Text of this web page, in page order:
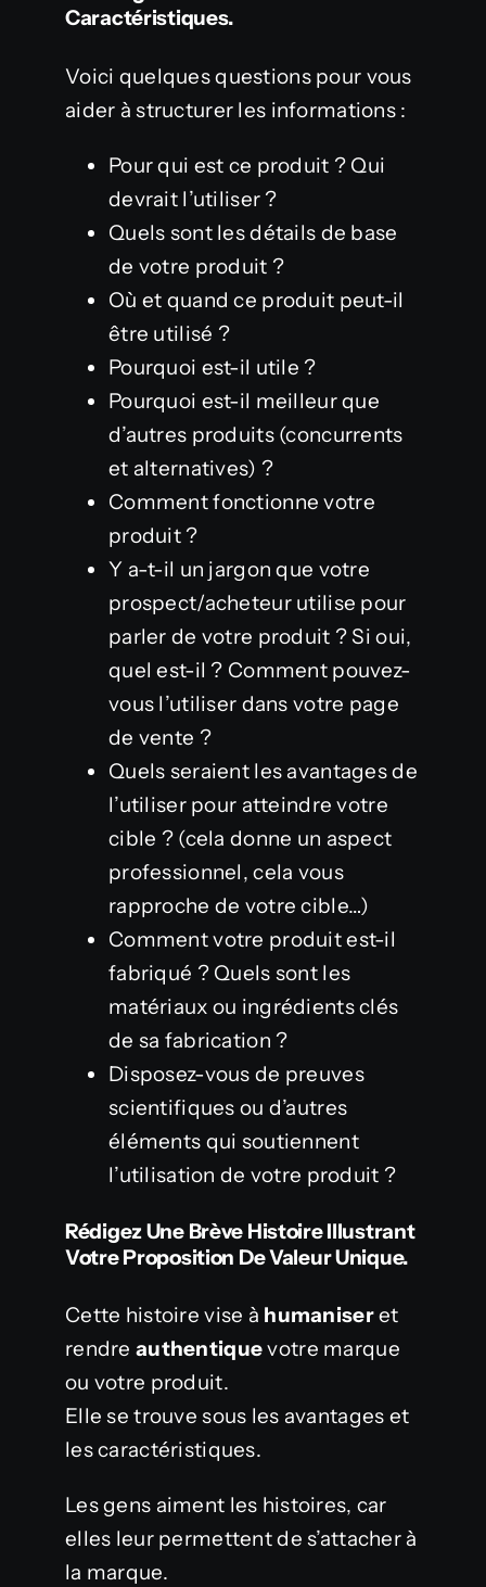
Caractéristiques.
Voici quelques questions pour vous
aider à structurer les informations :
Pour qui est ce produit ? Qui
devrait l’utiliser ?
Quels sont les détails de base
de votre produit ?
Où et quand ce produit peut-il
être utilisé ?
Pourquoi est-il utile ?
Pourquoi est-il meilleur que
d’autres produits (concurrents
et alternatives) ?
Comment fonctionne votre
produit ?
Y a-t-il un jargon que votre
prospect/acheteur utilise pour
parler de votre produit ? Si oui,
quel est-il ? Comment pouvez-
vous l’utiliser dans votre page
de vente ?
Quels seraient les avantages de
l’utiliser pour atteindre votre
cible ? (cela donne un aspect
professionnel, cela vous
rapproche de votre cible…)
Comment votre produit est-il
fabriqué ? Quels sont les
matériaux ou ingrédients clés
de sa fabrication ?
Disposez-vous de preuves
scientifiques ou d’autres
éléments qui soutiennent
l’utilisation de votre produit ?
Rédigez Une Brève Histoire Illustrant
Votre Proposition De Valeur Unique.
Cette histoire vise à humaniseret
rendre authentiquevotre marque
ou votre produit.
Elle se trouve sous les avantages et
les caractéristiques.
Les gens aiment les histoires, car
elles leur permettent de s’attacher à
la marque.